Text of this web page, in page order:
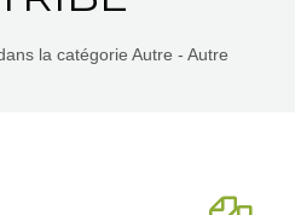
la catégorie Autre - Autre